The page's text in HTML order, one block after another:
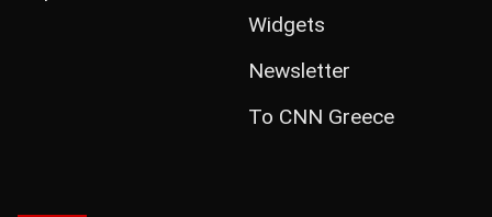
Widgets
Newsletter
Το CNN Greece